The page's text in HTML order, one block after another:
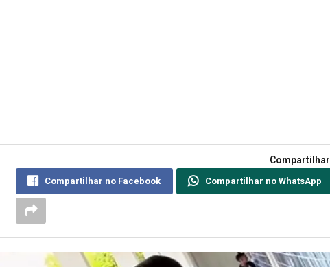
Compartilhar
Compartilhar no Facebook Compartilhar no WhatsApp